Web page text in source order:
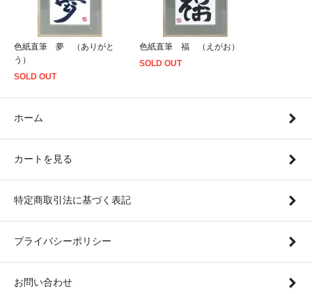
色紙直筆 夢 （ありがと
う）
SOLD OUT
色紙直筆 福 （えがお）
SOLD OUT
ホーム
カートを見る
特定商取引法に基づく表記
プライバシーポリシー
お問い合わせ